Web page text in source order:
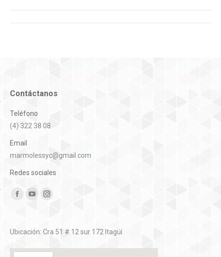
Navegación
proyectos
Contáctanos
Teléfono
(4) 322 38 08
Email
marmolessyc@gmail.com
Redes sociales
Encuéntranos en:
Facebook
YouTubeInstagram
Ubicación: Cra 51 # 12 sur 172 Itagüí